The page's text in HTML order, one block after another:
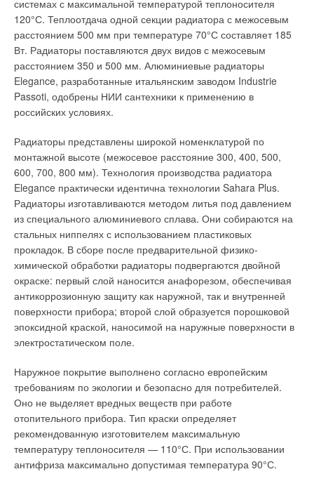
системах с максимальной температурой теплоносителя
120°С. Теплоотдача одной секции радиатора с межосевым
расстоянием 500 мм при температуре 70°С составляет 185
Вт. Радиаторы поставляются двух видов с межосевым
расстоянием 350 и 500 мм. Алюминиевые радиаторы
Elegance, разработанные итальянским заводом Industrie
Passoti, одобрены НИИ сантехники к применению в
российских условиях.
Радиаторы представлены широкой номенклатурой по
монтажной высоте (межосевое расстояние 300, 400, 500,
600, 700, 800 мм). Технология производства радиатора
Elegance практически идентична технологии Sahara Plus.
Радиаторы изготавливаются методом литья под давлением
из специального алюминиевого сплава. Они собираются на
стальных ниппелях с использованием пластиковых
прокладок. В сборе после предварительной физико-
химической обработки радиаторы подвергаются двойной
окраске: первый слой наносится анафорезом, обеспечивая
антикоррозионную защиту как наружной, так и внутренней
поверхности прибора; второй слой образуется порошковой
эпоксидной краской, наносимой на наружные поверхности в
электростатическом поле.
Наружное покрытие выполнено согласно европейским
требованиям по экологии и безопасно для потребителей.
Оно не выделяет вредных веществ при работе
отопительного прибора. Тип краски определяет
рекомендованную изготовителем максимальную
температуру теплоносителя — 110°С. При использовании
антифриза максимально допустимая температура 90°С.
Это помогает интенсивному выделению воздуха из сетевой
воды. Основное требование для нормальной работы
гидравлической схемы — чтобы объем циркулируемой воды
в котловом контуре превышал в 0,2–0,5 раза суммарный
объем циркулируемой воды во всех контурах нагрузок при
максимальной потребности в тепле.
Скорость протока воды через гидравлический
распределитель должна быть не более 0,1 м3/ч. Эта
гидравлическая схема прекрасно управляется общекотловой
автоматикой и работает она действительно как двигатель
внутреннего сгорания.
Более подробное описание общекотловой автоматики и
гидравлической схемы, показанной на рис. 4, вы можете по-
смотреть по адресу: http://www.sura.ru/ atm/stat/stat1.html.
Фотографии котельных выполненных по схеме 4:
http://www.sura.ru/pgk/foto.html. Описание и работа
гидравлического распределителя неплохо описана в
проспекте на котлы De Dietrich, это описание можно скачать
с сайта http:// beg.kiev.ua/download/proect.exe (файл
proect.exe является самораспаковывающимся RAR-
архивом).
В руки автора попадали еще два рисунка с расчетами по
изготовлению гидравлического распределителя: один
рисунок из г. Самары (рис. 5), второй — из г. Мытищи (рис.
6), а третий рисунок взят из проспекта на котлы De Dietrich
(рис. 7). По рисункам 5, 6 и 7 видно, что идео-логия
построения гидравлического распределителя очень похожа.